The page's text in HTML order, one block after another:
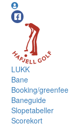
LUKK
Bane
Booking/greenfee
Baneguide
Slopetabeller
Scorekort